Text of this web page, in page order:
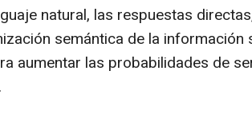
natural, las respuestas
semántica de la información
aumentar las probabilidades de